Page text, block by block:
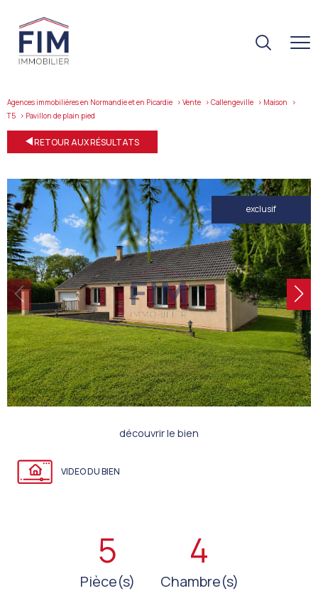
Agences immobilières en Normandie et en Picardie Vente Callengeville
Maison
T5
pavillon de plain pied
RETOUR AUX RÉSULTATS
exclusif
découvrir le bien
VIDEO DU BIEN
5
Pièce(s)
4
Chambre(s)